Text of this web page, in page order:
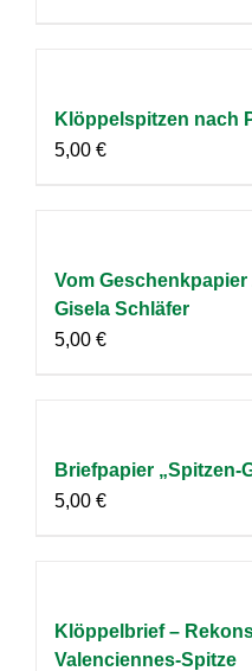
Klöppelspitzen nach
5,00 €
Vom
Gisela Schläfer
5,00 €
Briefpapier „Spitzen-
5,00 €
Klöppelbrief –
Valenciennes-Spitze